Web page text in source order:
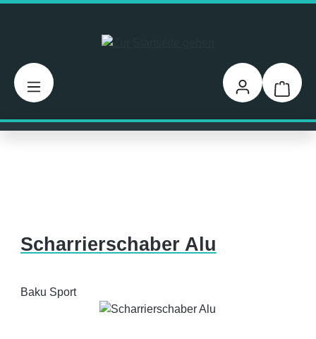
Scharrierschaber Alu
Baku Sport
Bildergalerie überspringen